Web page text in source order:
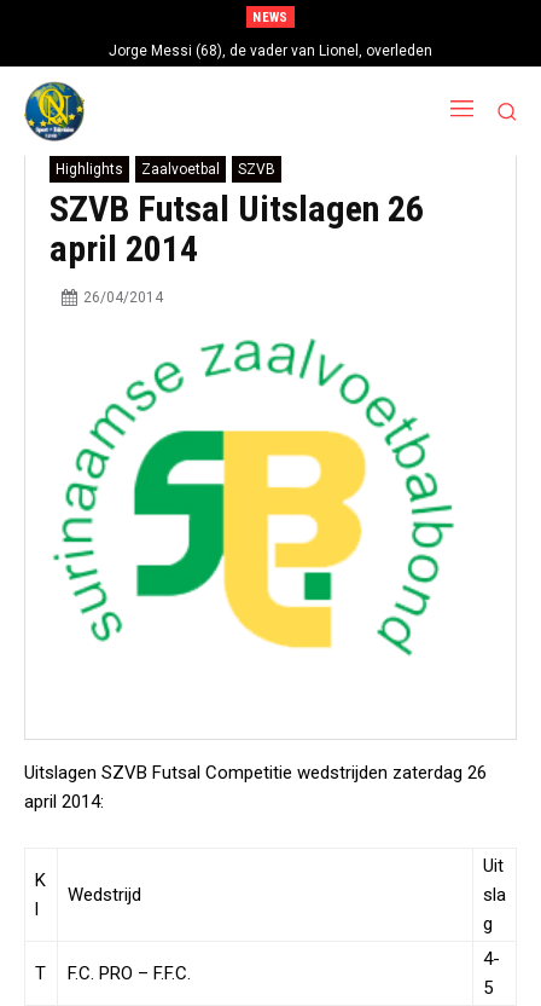
NEWS
Jorge Messi (68), de vader van Lionel, overleden
Highlights Zaalvoetbal SZVB
SZVB Futsal Uitslagen 26
april 2014
26/04/2014
Uitslagen SZVB Futsal Competitie wedstrijden zaterdag 26
april 2014:
K
l
Wedstrijd
Uit
sla
g
T F.C. PRO – F.F.C.
4-
5